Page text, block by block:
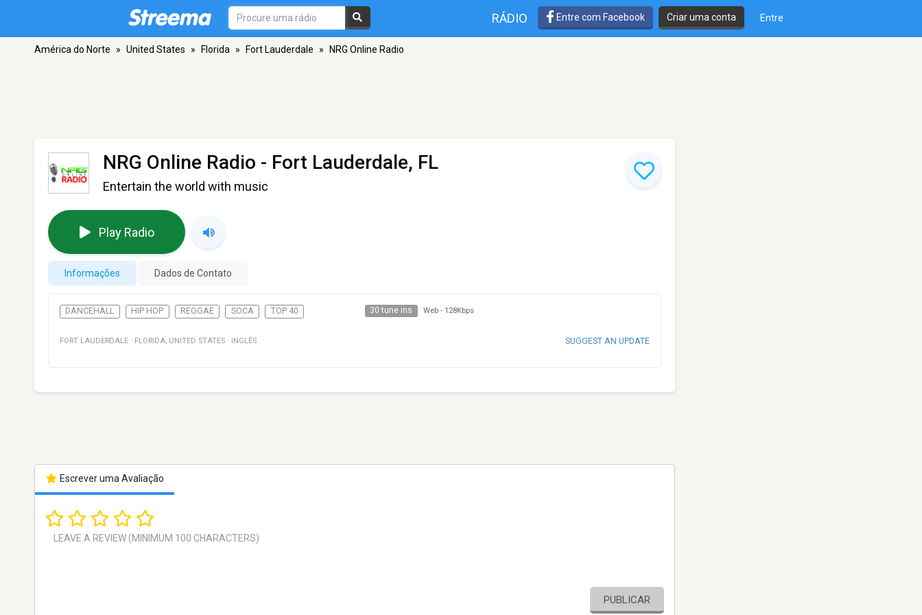
RÁDIO Entre com Facebook Criar uma conta Entre
América do Norte » United States » Florida » Fort Lauderdale » NRG Online Radio
NRG Online Radio - Fort Lauderdale, FL
Entertain the world with music
Play Radio
Informações Dados de Contato
DANCEHALL HIP HOP REGGAE SOCA TOP 40 30 tune ins Web - 128Kbps
FORT LAUDERDALE · FLORIDA, UNITED STATES · INGLÊS SUGGEST AN UPDATE
Escrever uma Avaliação
PUBLICAR